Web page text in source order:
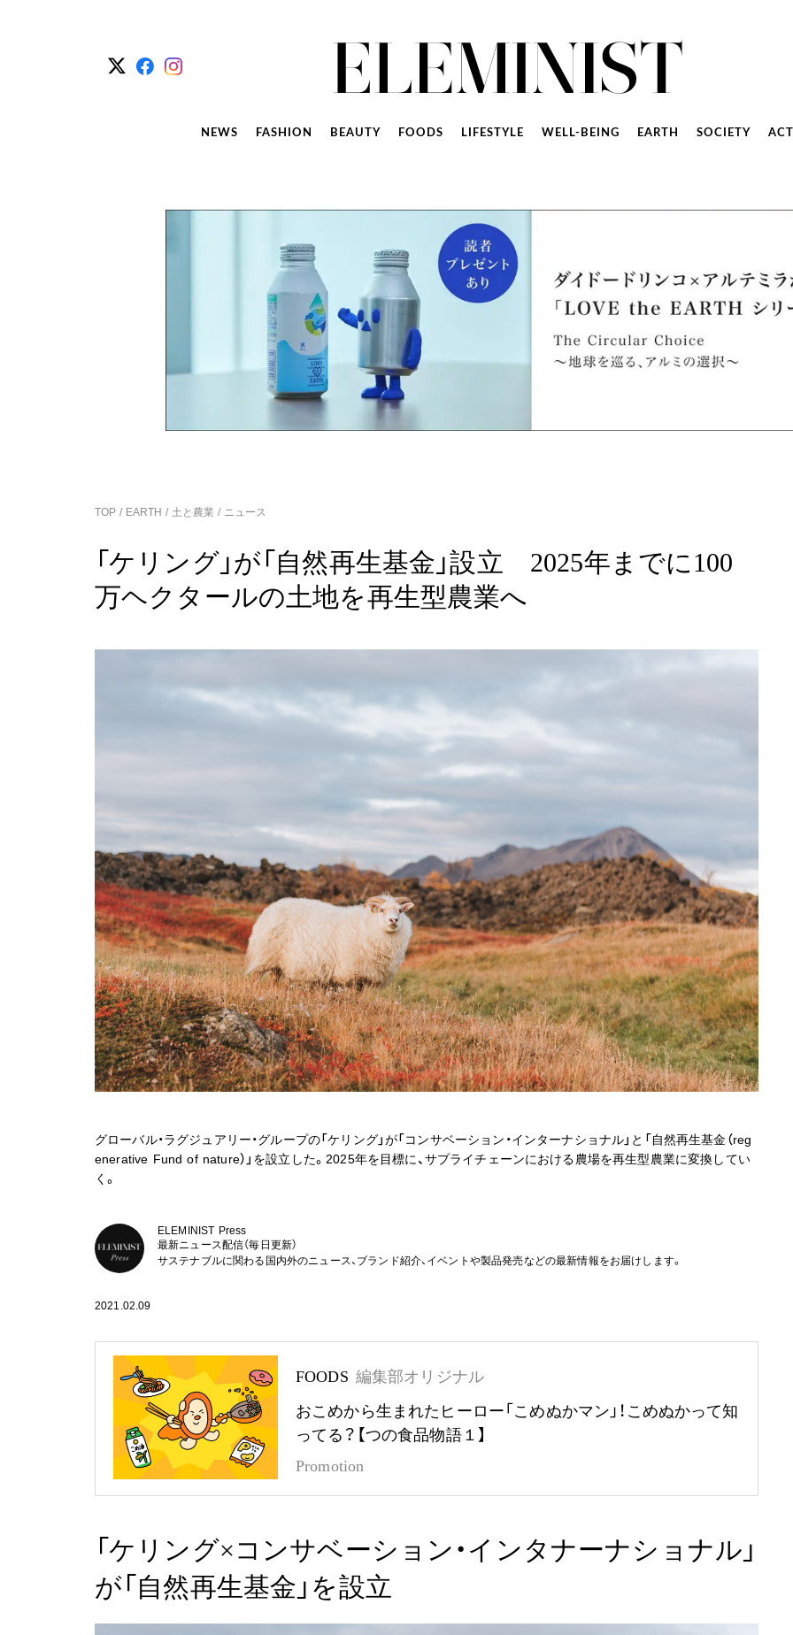
NEWS FASHION BEAUTY FOODS LIFESTYLE WELL-BEING EARTH SOCIETY
TOP EARTH 土と農業 ニュース
「ケリング」が「自然再生基金」設立 2025年までに100
万ヘクタールの土地を再生型農業へ
グローバル・ラグジュアリー・グループの「ケリング」が「コンサベーション・インターナショナル」と「自然再生基金（reg
enerative Fund of nature）」を設立した。2025年を目標に、サプライチェーンにおける農場を再生型農業に変換してい
く。
ELEMINIST Press
最新ニュース配信（毎日更新）
サステナブルに関わる国内外のニュース、ブランド紹介、イベントや製品発売などの最新情報をお届けします。
2021.02.09
FOODS 編集部オリジナル
おこめから生まれたヒーロー「こめぬかマン」！こめぬかって知
ってる？【つの食品物語１】
Promotion
「ケリング×コンサベーション・インタナーナショナル」
が「自然再生基金」を設立